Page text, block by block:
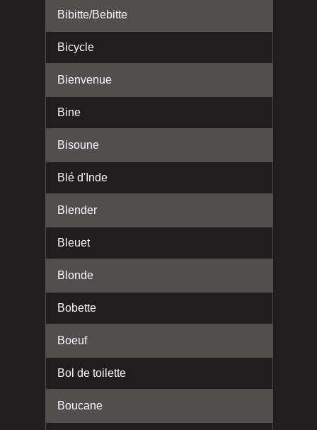
Bibitte/Bebitte
Bicycle
Bienvenue
Bine
Bisoune
Blé d'Inde
Blender
Bleuet
Blonde
Bobette
Boeuf
Bol de toilette
Boucane